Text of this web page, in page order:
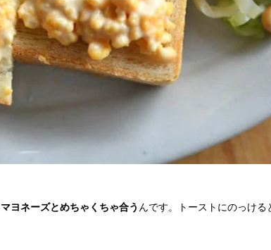
マヨネーズとめちゃくちゃ合う んです。トーストにのっけ